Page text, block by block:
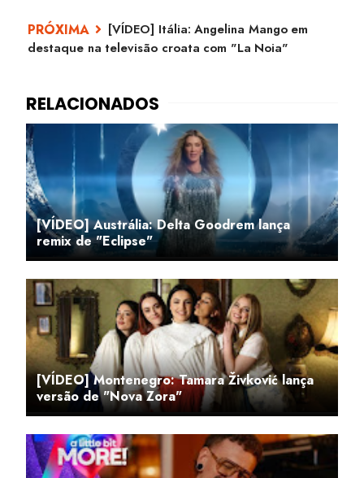
[VÍDEO] Itália: Angelina Mango em
destaque na televisão croata com "La Noia"
[VÍDEO] Austrália: Delta Goodrem lança
remix de "Eclipse"
[VÍDEO] Montenegro: Tamara Živković lança
versão de "Nova Zora"